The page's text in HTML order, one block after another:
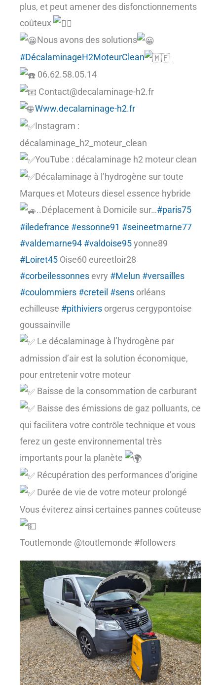
plus, et peut amener des disfonctionnements
coûteux
Nous avons des solutions
#DécalaminageH2MoteurClean
06.62.58.05.14
Contact@decalaminage-h2.fr
Www.decalaminage-h2.fr
Instagram :
décalaminage_h2_moteur_clean
YouTube : décalaminage h2 moteur clean
Décalaminage à l’hydrogène sur toute
Marques et Moteurs diesel essence hybride
..Déplacement à Domicile sur…#paris75
#iledefrance #essonne91 #seineetmarne77
#valdemarne94 #valdoise95yonne89
#Loiret45 Oise60 eureetloir28
#corbeilessonnes evry #Melun #versailles
#coulommiers #creteil #sens orléans
echilleuse #pithiviers orgerus cergypontoise
goussainville
Le décalaminage à l’hydrogène par
admission d’air est la solution économique,
pour entretenir votre moteur
Baisse de la consommation de carburant
Baisse des émissions de gaz polluants, ce
qui facilitera votre contrôle technique et vous
ferez un geste environnemental très
importants pour la planète
Récupération des performances d’origine
Durée de vie de votre moteur prolongé
Vous éviterez ainsi certaines pannes coûteuse
Toutlemonde @toutlemonde #followers